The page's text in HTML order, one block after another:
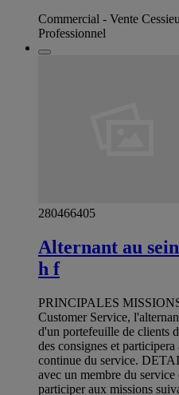
Commercial - Vente
Professionnel
280466405
Alternant au
h f
PRINCIPALES
Customer Service,
d'un portefeuille de clients
des consignes et
continue du service.
avec un membre du
participer aux missions